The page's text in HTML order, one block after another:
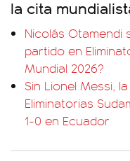
la cita
Nicolás Otamendi
partido en
Mundial 2026?
Sin Lionel Messi,
Eliminatorias
1-0 en Ecuador